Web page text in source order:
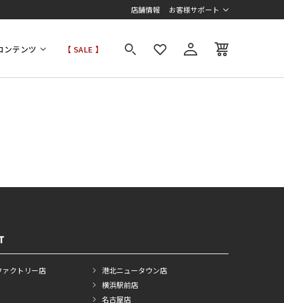
店舗情報 お客様サポート
ンテンツ 【 SALE 】
ァクトリー店
港北ニュータウン店
横浜駅前店
名古屋店